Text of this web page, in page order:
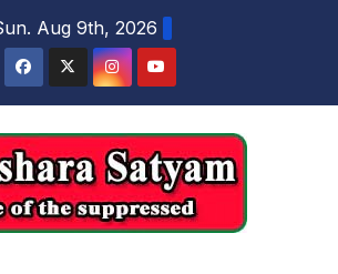
Aug 9th, 2026